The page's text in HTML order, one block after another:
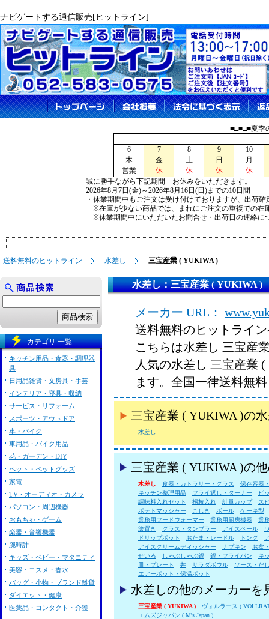
ナビゲートする通信販売[ヒットライン]
■□■□■夏季
6 7 8 9
10
木
金 土 日
月
営業
休 休 休
休
誠に勝手ながら下記期間 お休みをいただきます。
2026年8月7日(金)～2026年8月16日(日)までの10日間
・休業期間中もご注文は受け付けておりますが、出荷
※在庫が少ない商品では、まれにご注文の重複での在
※休業期間中にいただいたお問合せ・出荷日の連絡に
送料無料のヒットライン 水差し 三宝産業 ( YUKIWA )
水差し：三宝産業 ( YUKIWA )
メーカー URL：
送料無料のヒットライ
こちらは水差し 三宝産
人気の水差し 三宝産業
ます。全国一律送料無
三宝産業 ( YUKIWA )の
水差し
三宝産業 ( YUKIWA )の
水差し 食器・カトラリー・グラス
保存容器
キッチン整理用品
フライ返し・ターナー
ピ
調味料入れセット
楊枝入れ 計量カップ
ス
ポテトマッシャー
こしき ボール
ケーキ型
業務用フードウォーマー
業務用厨房機器
業
箸置き
グラス・タンブラー アイスペール
ドリップポット
おたま・レードル トング
アイスクリームディッシャー
ナプキン
お盆
せいろ
しゃぶしゃぶ鍋 鍋・フライパン
キ
皿・プレート
丼 サラダボウル
ソース・だ
エアーポット・保温ポット
水差しの他のメーカーを
三宝産業 ( YUKIWA )
ヴォルラース (
エムズジャパン ( M's Japan )
カテゴリ 一覧
キッチン用品・食器・調理器
具
日用品雑貨・文房具・手芸
インテリア・寝具・収納
サービス・リフォーム
スポーツ・アウトドア
車・バイク
車用品・バイク用品
花・ガーデン・DIY
ペット・ペットグッズ
家電
TV・オーディオ・カメラ
パソコン・周辺機器
おもちゃ・ゲーム
楽器・音響機器
腕時計
キッズ・ベビー・マタニティ
美容・コスメ・香水
バッグ・小物・ブランド雑貨
ダイエット・健康
医薬品・コンタクト・介護